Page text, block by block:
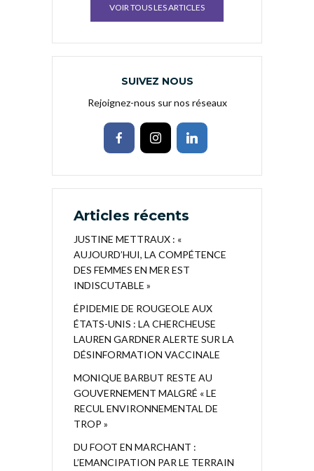
VOIR TOUS LES ARTICLES
SUIVEZ NOUS
Rejoignez-nous sur nos réseaux
Articles récents
JUSTINE METTRAUX : «
AUJOURD’HUI, LA COMPÉTENCE
DES FEMMES EN MER EST
INDISCUTABLE »
ÉPIDEMIE DE ROUGEOLE AUX
ÉTATS-UNIS : LA CHERCHEUSE
LAUREN GARDNER ALERTE SUR LA
DÉSINFORMATION VACCINALE
MONIQUE BARBUT RESTE AU
GOUVERNEMENT MALGRÉ « LE
RECUL ENVIRONNEMENTAL DE
TROP »
DU FOOT EN MARCHANT :
L’EMANCIPATION PAR LE TERRAIN